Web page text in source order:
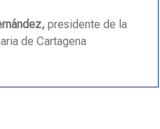
presidente de la
de Cartagena